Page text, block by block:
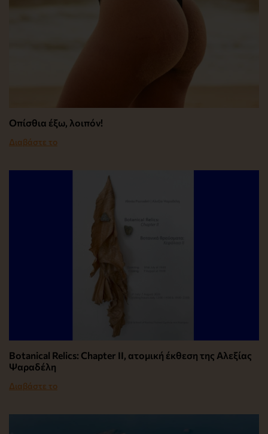
Οπίσθια έξω, λοιπόν!
Διαβάστε το
Botanical Relics: Chapter II, ατομική έκθεση της Αλεξίας
Ψαραδέλη
Διαβάστε το